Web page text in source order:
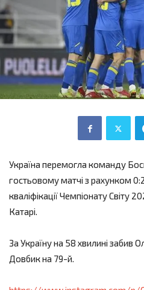
Україна перемогла команду
гостьовому матчі з рахунком
кваліфікації Чемпіонату Світу
Катарі.
За Україну на 58 хвилині забив
Довбик на 79-й.